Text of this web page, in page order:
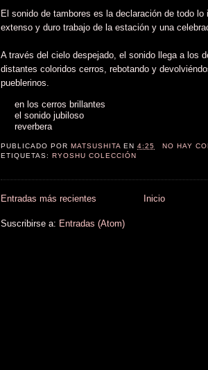
El sonido de tambores es la declaración de todo lo
extenso y duro trabajo de la estación y una
A través del cielo despejado, el sonido llega a los
distantes coloridos cerros, rebotando y
pueblerinos.
en los cerros brillantes
el sonido jubiloso
reverbera
PUBLICADO PORMATSUSHITA EN4:25
NO HAY
ETIQUETAS:RYOSHU COLECCIÓN
Entradas más recientes Inicio
Suscribirse a: Entradas (Atom)